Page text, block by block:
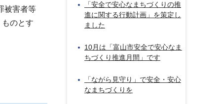
被害者等
のとす
「安全で安心なまちづくりの推
進に関する行動計画」を策定し
ました
10月は「富山市安全で安心なま
ちづくり推進月間」です
「ながら見守り」で安全・安心
なまちづくりを